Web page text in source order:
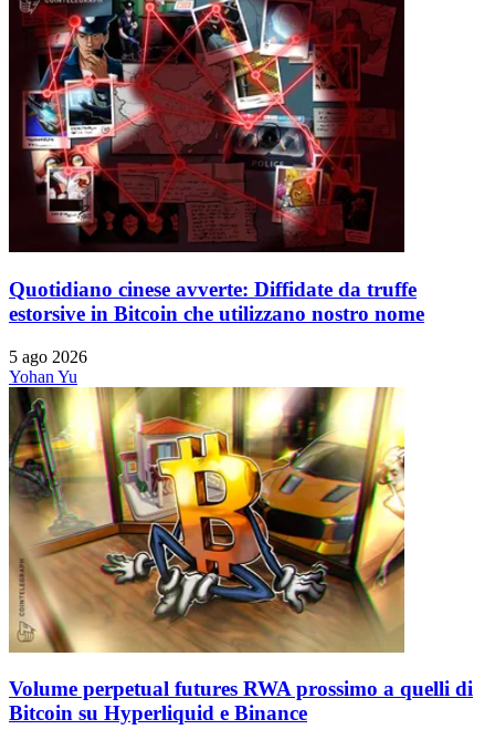
Quotidiano cinese avverte: Diffidate da truffe
estorsive in Bitcoin che utilizzano nostro nome
5 ago 2026
Yohan Yu
Volume perpetual futures RWA prossimo a quelli di
Bitcoin su Hyperliquid e Binance